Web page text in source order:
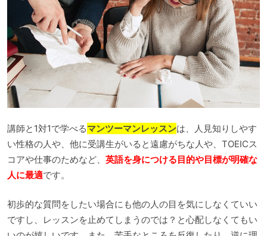
講師と1対1で学べるマンツーマンレッスンは、人見知りしやす
い性格の人や、他に受講生がいると遠慮がちな人や、TOEICス
コアや仕事のためなど、 英語を身につける目的や目標が明確な
人に最適です。
初歩的な質問をしたい場合にも他の人の目を気にしなくていい
ですし、レッスンを止めてしまうのでは？と心配しなくてもい